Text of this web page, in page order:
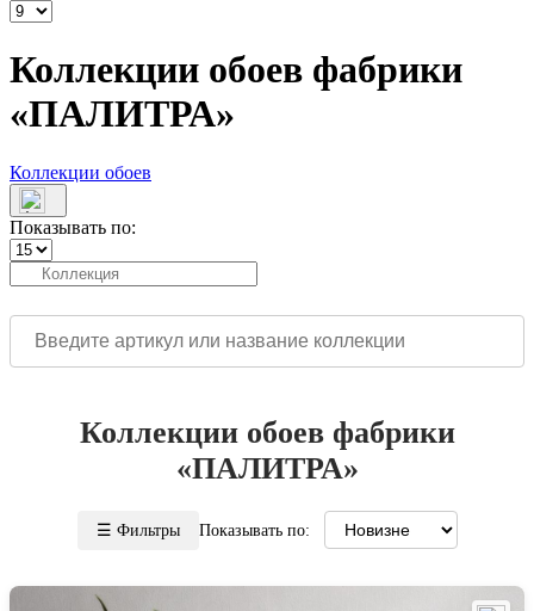
Коллекции обоев фабрики
«ПАЛИТРА»
Коллекции обоев
Показывать по:
Коллекции обоев фабрики
«ПАЛИТРА»
☰ Фильтры Показывать по: